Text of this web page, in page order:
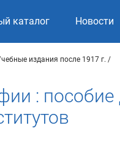
каталог Новости
издания после 1917 г.
: